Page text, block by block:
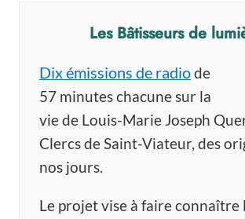
Les Bâtisseurs de
Dix émissions de radiode
57 minutes chacune sur la
vie de Louis-Marie Joseph
Clercs de Saint-Viateur, des
nos jours.
Le projet vise à faire connaître